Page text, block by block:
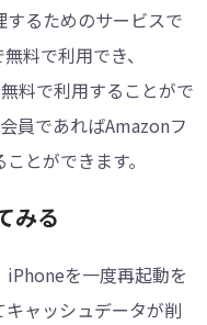
るためのサービスで
料で利用でき、
料で利用することがで
員であればAmazonフ
とができます。
みる
iPhoneを一度再起動を
ャッシュデータが削